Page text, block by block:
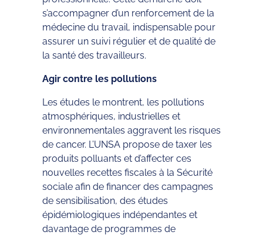
s’accompagner d’un renforcement de la
médecine du travail, indispensable pour
assurer un suivi régulier et de qualité de
la santé des travailleurs.
Agir contre les pollutions
Les études le montrent, les pollutions
atmosphériques, industrielles et
environnementales aggravent les risques
de cancer. L’UNSA propose de taxer les
produits polluants et d’affecter ces
nouvelles recettes fiscales à la Sécurité
sociale afin de financer des campagnes
de sensibilisation, des études
épidémiologiques indépendantes et
davantage de programmes de